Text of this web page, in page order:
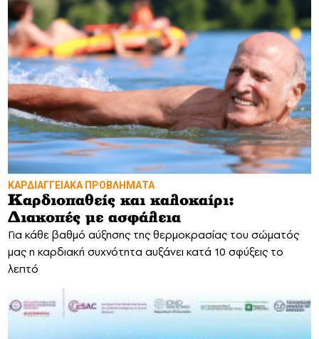
ΚΑΡΔΙΑΓΓΕΙΑΚΑ ΠΡΟΒΛΗΜΑΤΑ
Καρδιοπαθείς και καλοκαίρι:
Διακοπές με ασφάλεια
Για κάθε βαθμό αύξησης της θερμοκρασίας του σώματός
μας η καρδιακή συχνότητα αυξάνει κατά 10 σφύξεις το
λεπτό